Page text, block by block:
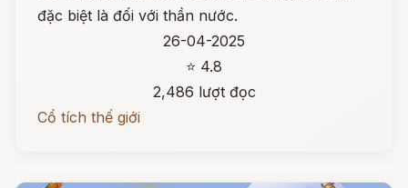
đặc biệt là đối với thần nước.
26-04-2025
⭐ 4.8
2,486 lượt đọc
Cổ tích thế giới